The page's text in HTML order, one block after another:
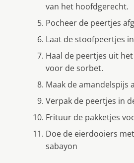
van het hoofdgerecht.
Pocheer de peertjes
Laat de stoofpeertjes
Haal de peertjes uit
voor de sorbet.
Maak de amandelspijs
Verpak de peertjes in
Frituur de pakketjes
Doe de eierdooiers
sabayon